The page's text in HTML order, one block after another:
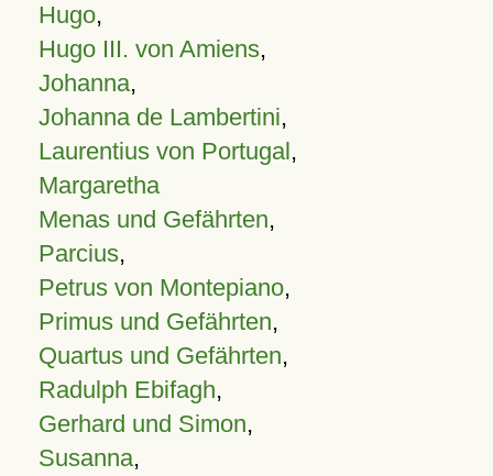
Hugo,
Hugo III. von Amiens,
Johanna,
Johanna de Lambertini,
Laurentius von Portugal,
Margaretha
Menas und Gefährten,
Parcius,
Petrus von Montepiano,
Primus und Gefährten,
Quartus und Gefährten,
Radulph Ebifagh,
Gerhard und Simon,
Susanna,